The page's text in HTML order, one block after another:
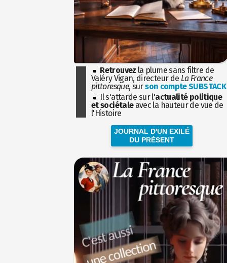
Retrouvez la plume sans filtre de
Valéry Vigan, directeur de La France
pittoresque, surson compte SUBSTACK
Il s'attarde sur l'actualité politique
et sociétaleavec la hauteur de vue de
l'Histoire
JOURNAL D'UN EXILÉ
DU PRÉSENT